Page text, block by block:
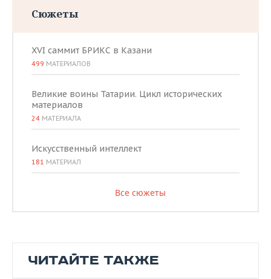
Сюжеты
XVI саммит БРИКС в Казани
499 МАТЕРИАЛОВ
Великие воины Татарии. Цикл исторических
материалов
24 МАТЕРИАЛА
Искусственный интеллект
181 МАТЕРИАЛ
Все сюжеты
ЧИТАЙТЕ ТАКЖЕ